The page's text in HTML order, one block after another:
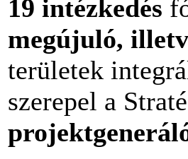
19 intézkedés
megújuló,
területek
szerepel a